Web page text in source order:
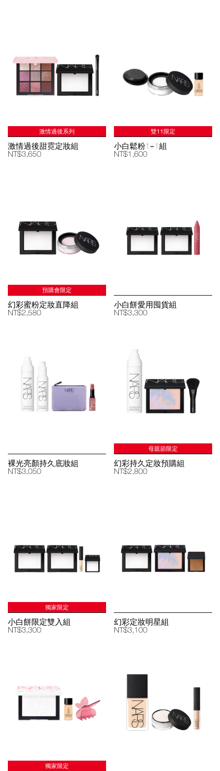
激情過後系列
激情過後甜霓定妝組
NT$3,650
雙11限定
小白鬆粉1+1組
NT$1,600
預購會限定
幻彩蜜粉定妝直降組
NT$2,580
小白餅愛用囤貨組
NT$3,300
裸光亮顏持久底妝組
NT$3,050
母親節限定
幻彩持久定妝預購組
NT$2,800
獨家限定
小白餅限定雙入組
NT$3,300
幻彩定妝明星組
NT$3,100
獨家限定